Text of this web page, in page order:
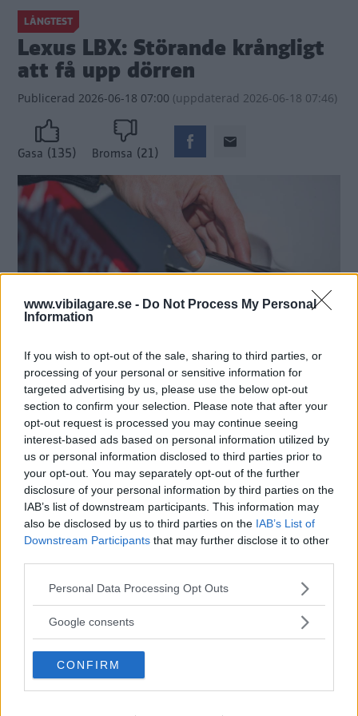
www.vibilagare.se - Do Not Process My Personal
Information
If you wish to opt-out of the sale, sharing to third parties, or
processing of your personal or sensitive information for
targeted advertising by us, please use the below opt-out
section to confirm your selection. Please note that after your
opt-out request is processed you may continue seeing
interest-based ads based on personal information utilized by
us or personal information disclosed to third parties prior to
your opt-out. You may separately opt-out of the further
disclosure of your personal information by third parties on the
IAB’s list of downstream participants. This information may
also be disclosed by us to third parties on the IAB’s List of
Downstream Participants that may further disclose it to other
Please note that this website/app uses one or more Google
not limited to your visit or usage behaviour. You may click to
use your data for below specified purposes in below Google
consent section.
Personal Data Processing Opt Outs
Google consents
CONFIRM
LÅNGTEST
Lexus LBX: Störande krångligt
att få upp dörren
Publicerad 2026-06-18 07:00 (uppdaterad 2026-06-18 07:46)
Gasa (135) Bromsa (21)
Dörrarna på Lexus LBX öppnas genom ett knapptryck, vilket inte alltid är så
lätt för ovana. På utsidan sitter knappen dold på insidan av handtaget.
Klas Skarin
Fotograf
Fredrik Diits Vikström
Det här är en låst artikel.Logga in
att fortsätta läsa.
Ta del av allt material – bli